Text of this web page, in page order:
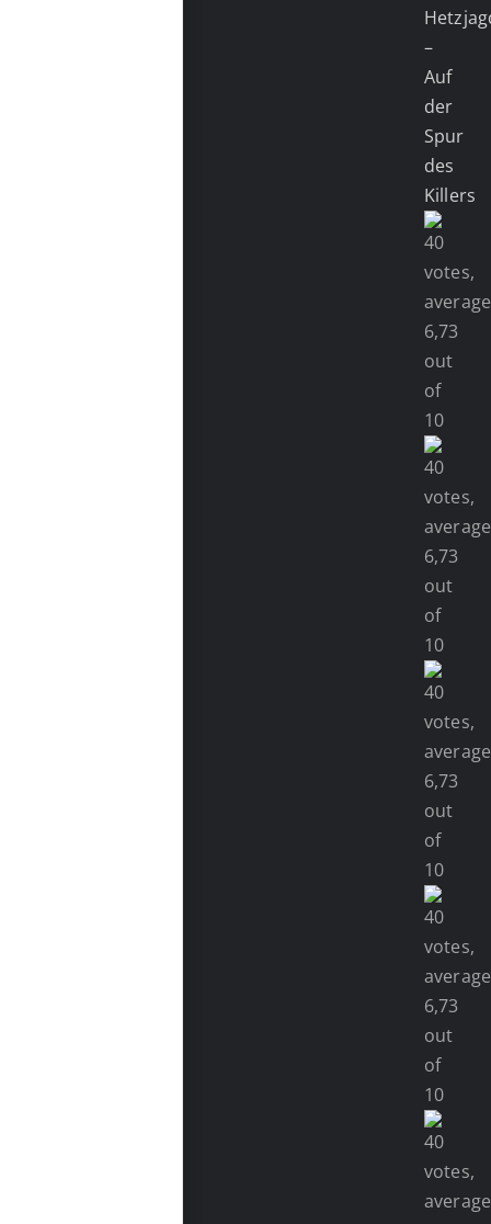
–
Auf
der
Spur
des
Killers